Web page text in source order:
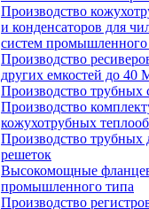
Производство
и конденсаторов для
систем промышленного
Производство
других емкостей до 40
Производство трубных
Производство
кожухотрубных
Производство трубных
решеток
Высокомощные
промышленного типа
Производство